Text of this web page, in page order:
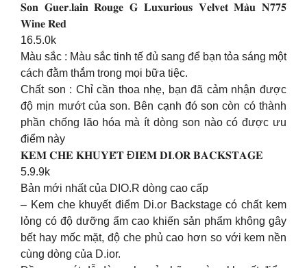
𝐒𝐨𝐧 𝐆𝐮𝐞𝐫.𝐥𝐚𝐢𝐧 𝐑𝐨𝐮𝐠𝐞 𝐆 𝐋𝐮𝐱𝐮𝐫𝐢𝐨𝐮𝐬 𝐕𝐞𝐥𝐯𝐞𝐭 𝐌𝐚̀𝐮 𝐍𝟕𝟕𝟓
𝐖𝐢𝐧𝐞 𝐑𝐞𝐝
16.5.0k
Màu sắc : Màu sắc tinh tế đủ sang để bạn tỏa sáng một
cách đằm thắm trong mọi bữa tiệc.
Chất son : Chỉ cần thoa nhẹ, bạn đã cảm nhận được
độ mịn mướt của son. Bên cạnh đó son còn có thành
phần chống lão hóa mà ít dòng son nào có được ưu
điểm này
𝐊𝐄𝐌 𝐂𝐇𝐄 𝐊𝐇𝐔𝐘𝐄̂́𝐓 Đ𝐈𝐄̂̉𝐌 𝐃𝐈.𝐎𝐑 𝐁𝐀𝐂𝐊𝐒𝐓𝐀𝐆𝐄
5.9.9k
Bản mới nhất của DIO.R dòng cao cấp
– Kem che khuyết điểm Di.or Backstage có chất kem
lỏng có độ dưỡng ẩm cao khiến sản phẩm không gây
bết hay mốc mặt, độ che phủ cao hơn so với kem nền
cùng dòng của D.ior.